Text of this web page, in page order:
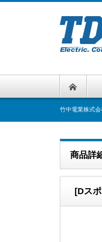
竹中電業株式会
商品詳
[Dス